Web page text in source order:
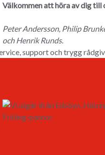
Välkommen att höra av dig till
Peter Andersson, Philip
och Henrik Runds.